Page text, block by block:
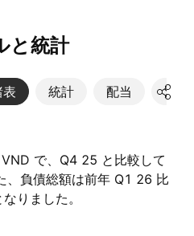
と統計
表 統計 配当 決算
で、Q4 25 と比較して
、負債総額は前年 Q1 26 比
りました。